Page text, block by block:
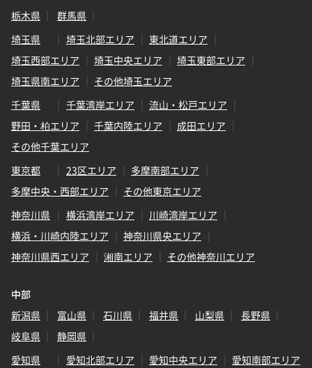
栃木県
群馬県
埼玉県
埼玉北部エリア
東北道エリア
埼玉西部エリア
埼玉中央エリア
埼玉東部エリア
埼玉県南エリア
その他埼玉エリア
千葉県
千葉湾岸エリア
流山・松戸エリア
野田・柏エリア
千葉内陸エリア
成田エリア
その他千葉エリア
東京都
23区エリア
多摩南部エリア
多摩中央・西部エリア
その他東京エリア
神奈川県
横浜湾岸エリア
川崎湾岸エリア
横浜・川崎内陸エリア
神奈川県央エリア
神奈川県西エリア
湘南エリア その他神奈川エリア
中部
新潟県
富山県 石川県 福井県 山梨県
長野県
岐阜県
静岡県
愛知県
愛知北部エリア 愛知中央エリア
愛知南部エリア